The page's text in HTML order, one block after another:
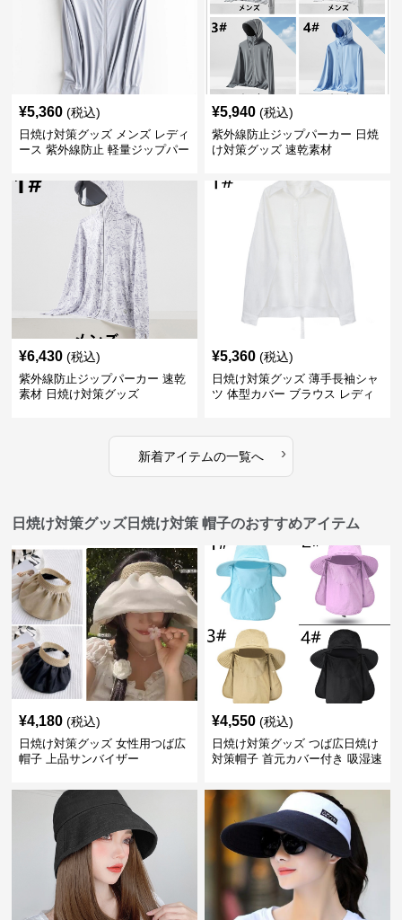
¥5,360 (税込)
日焼け対策グッズ メンズ レディ
ース 紫外線防止 軽量ジップパー
¥5,940 (税込)
紫外線防止ジップパーカー 日焼
け対策グッズ 速乾素材
¥6,430 (税込)
紫外線防止ジップパーカー 速乾
素材 日焼け対策グッズ
¥5,360 (税込)
日焼け対策グッズ 薄手長袖シャ
ツ 体型カバー ブラウス レディ
新着アイテムの一覧へ ›
日焼け対策グッズ日焼け対策 帽子のおすすめアイテム
¥4,180 (税込)
日焼け対策グッズ 女性用つば広
帽子 上品サンバイザー
¥4,550 (税込)
日焼け対策グッズ つば広日焼け
対策帽子 首元カバー付き 吸湿速